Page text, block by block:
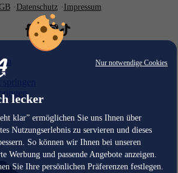
Nur notwendige Cookies
lecker
klar” ermöglichen Sie uns Ihnen über
Nutzungserlebnis zu servieren und dieses
So können wir Ihnen bei unseren
Werbung und passende Angebote anzeigen.
Sie Ihre persönlichen Präferenzen festlegen.
Datenschutz Impressum